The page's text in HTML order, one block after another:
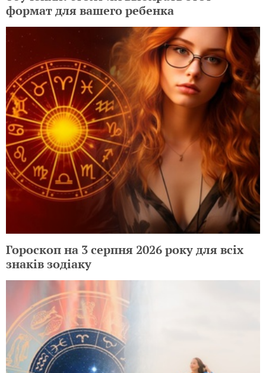
формат для вашего ребенка
Гороскоп на 3 серпня 2026 року для всіх
знаків зодіаку